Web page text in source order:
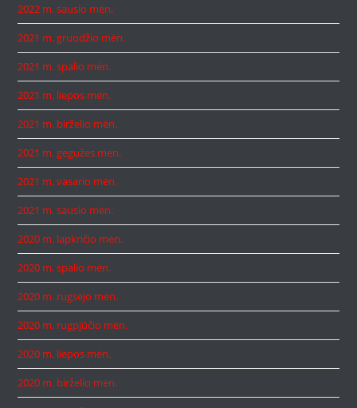
2022 m. sausio mėn.
2021 m. gruodžio mėn.
2021 m. spalio mėn.
2021 m. liepos mėn.
2021 m. birželio mėn.
2021 m. gegužės mėn.
2021 m. vasario mėn.
2021 m. sausio mėn.
2020 m. lapkričio mėn.
2020 m. spalio mėn.
2020 m. rugsėjo mėn.
2020 m. rugpjūčio mėn.
2020 m. liepos mėn.
2020 m. birželio mėn.